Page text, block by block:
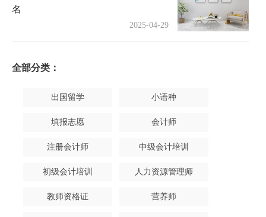
名
2025-04-29
全部分类：
出国留学 小语种
填报志愿 会计师
注册会计师 中级会计培训
初级会计培训 人力资源管理师
教师资格证 营养师